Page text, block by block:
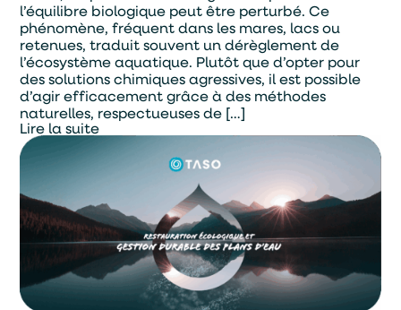
l’équilibre biologique peut être perturbé. Ce
phénomène, fréquent dans les mares, lacs ou
retenues, traduit souvent un dérèglement de
l’écosystème aquatique. Plutôt que d’opter pour
des solutions chimiques agressives, il est possible
d’agir efficacement grâce à des méthodes
naturelles, respectueuses de […]
Lire la suite